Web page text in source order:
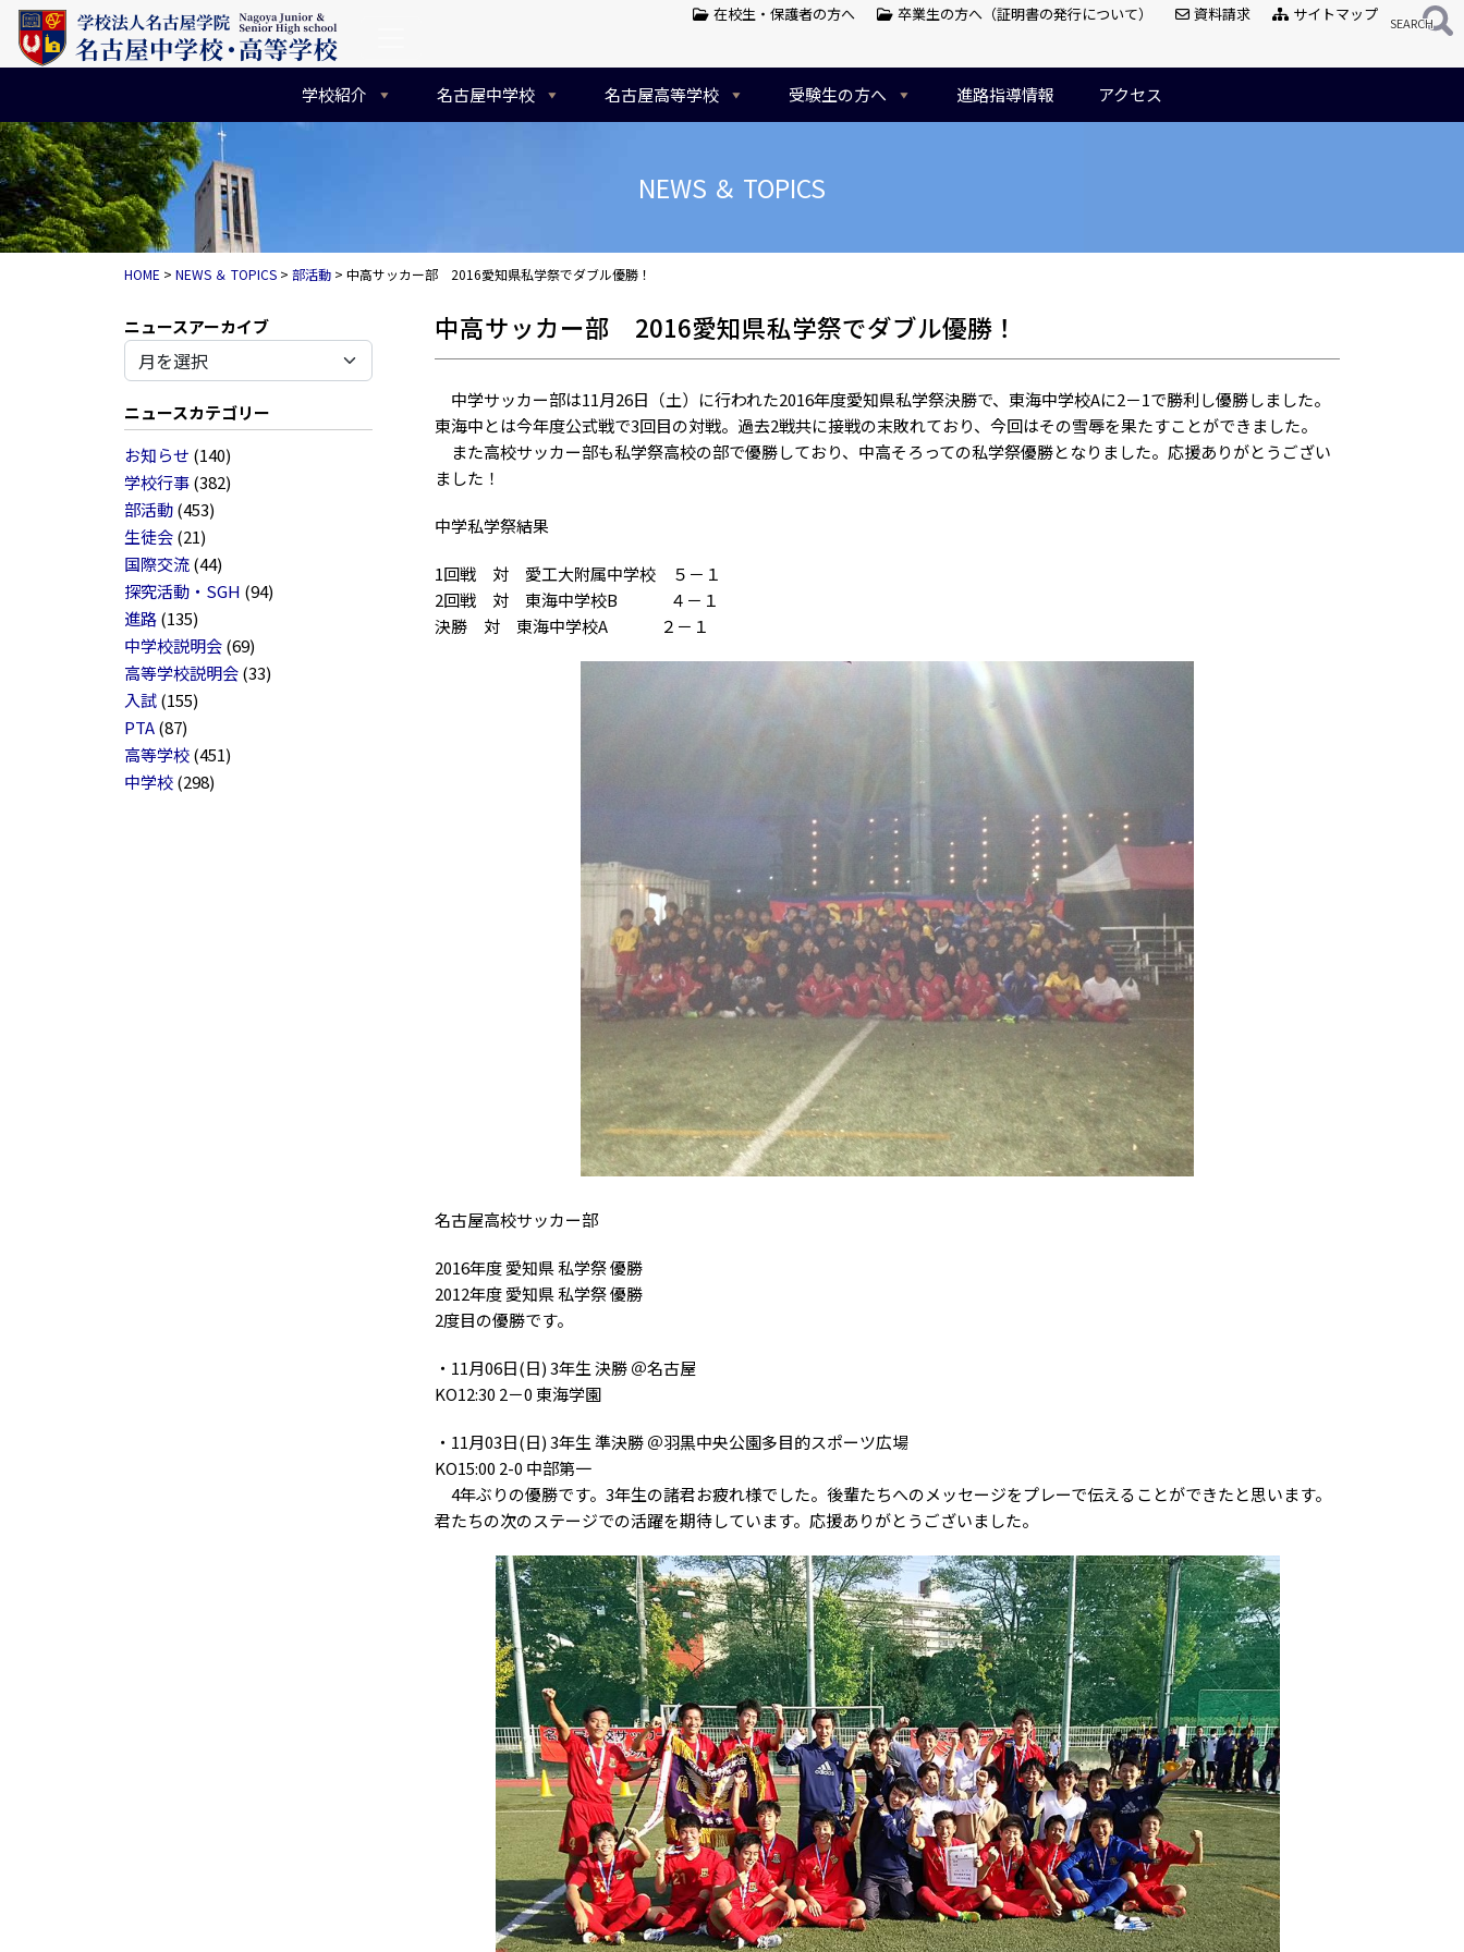
コンテンツへスキップ
メインナビゲーション
学校紹介 名古屋中学校 名古屋高等学校 受験生の方へ 進路指導情報 アクセス
在校生・保護者の方へ 卒業生の方へ（証明書の発行について） 資料請求 サイトマップ
NEWS ＆ TOPICS
HOME > NEWS ＆ TOPICS > 部活動 > 中高サッカー部 2016愛知県私学祭でダブル優勝！
アーカイブ
ニュースカテゴリー
お知らせ (140)
学校行事(382)
部活動(453)
生徒会(21)
国際交流(44)
探究活動・SGH (94)
進路(135)
中学校説明会(69)
高等学校説明会(33)
入試(155)
PTA(87)
高等学校(451)
中学校(298)
中高サッカー部 2016愛知県私学祭でダブル優勝！
中学サッカー部は11月26日（土）に行われた2016年度愛知県私学祭決勝で、東海中学校Aに2－1で勝利し優勝しました。
東海中とは今年度公式戦で3回目の対戦。過去2戦共に接戦の末敗れており、今回はその雪辱を果たすことができました。
また高校サッカー部も私学祭高校の部で優勝しており、中高そろっての私学祭優勝となりました。応援ありがとうござい
ました！
中学私学祭結果
1回戦 対 愛工大附属中学校 ５－１
2回戦 対 東海中学校B ４－１
決勝 対 東海中学校A ２－１
名古屋高校サッカー部
2016年度 愛知県 私学祭 優勝
2012年度 愛知県 私学祭 優勝
2度目の優勝です。
・11月06日(日) 3年生 決勝 ＠名古屋
KO12:30 2－0 東海学園
・11月03日(日) 3年生 準決勝 ＠羽黒中央公園多目的スポーツ広場
KO15:00 2-0 中部第一
4年ぶりの優勝です。3年生の諸君お疲れ様でした。後輩たちへのメッセージをプレーで伝えることができたと思います。
君たちの次のステージでの活躍を期待しています。応援ありがとうございました。